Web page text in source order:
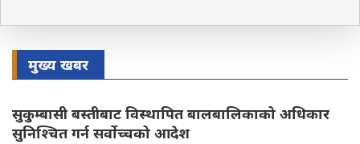
मुख्य खबर
सुकुम्बासी बस्तीबाट विस्थापित बालबालिकाको अधिकार
सुनिश्चित गर्न सर्वोच्चको आदेश